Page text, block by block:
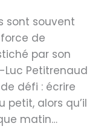
sont souvent
force de
par son
Petitrenaud
défi : écrire
alors qu’il
matin…